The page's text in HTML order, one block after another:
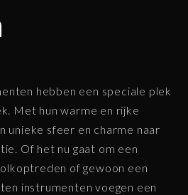
hebben een speciale plek
Met hun warme en rijke
unieke sfeer en charme naar
Of het nu gaat om een
of gewoon een
instrumenten voegen een